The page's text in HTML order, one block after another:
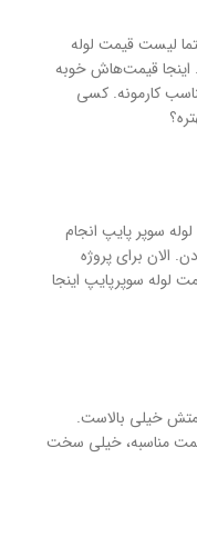
لیست قیمت لوله
اینجا قیمت‌هاش خوبه
کارمونه. کسی
سوپر پایپ انجام
الان برای پروژه
سوپرپایپ اینجا
خیلی بالاست.
مناسبه، خیلی سخت